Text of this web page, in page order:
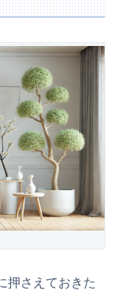
押さえておきた